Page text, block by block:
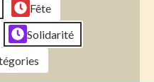
Fête
Solidarité